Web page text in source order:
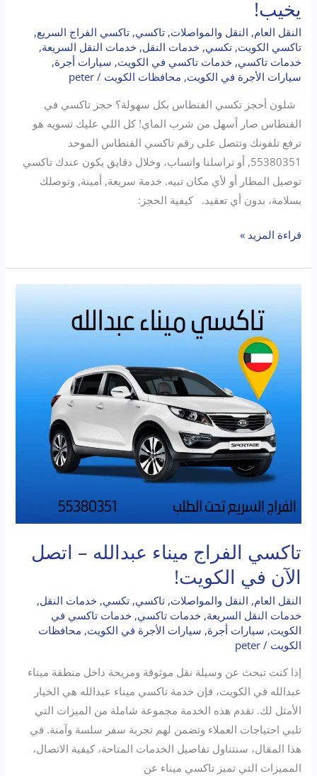
يخيب!
النقل العام, النقل والمواصلات,تاكسي,تاكسي الفراج السريع,
تاكسي الكويت,تكسي,خدمات النقل,خدمات النقل السريعة,
خدمات تاكسي,خدمات تاكسي في الكويت, سيارات أجرة,
سيارات الأجرة في الكويت, محافظات الكويت /
peter
شلون أحجز تكسي الفنطاس بكل سهولة؟ حجز تاكسي في
الفنطاس صار أسهل من شرب الماي! كل اللي عليك تسويه هو
ترفع تلفونك وتتصل على رقم تاكسي الفنطاس الموحد
55380351, أو تراسلنا واتساب، وخلال دقايق يكون عندك تاكسي
توصيل المطار أو لأي مكان تبيه. خدمة سريعة, أمينة, وتوصلك
بسلامة، بدون أي تعقيد. كيفية الحجز:
قراءة المزيد »
تاكسي الفراج ميناء عبدالله – اتصل
الآن في الكويت!
النقل العام, النقل والمواصلات,تاكسي,تكسي,خدمات النقل,
خدمات النقل السريعة,خدمات تاكسي,خدمات تاكسي في
الكويت, سيارات أجرة, سيارات الأجرة في الكويت, محافظات
الكويت /
peter
إذا كنت تبحث عن وسيلة نقل موثوقة ومريحة داخل منطقة ميناء
عبدالله في الكويت، فإن خدمة تاكسي ميناء عبدالله هي الخيار
الأمثل لك. تقدم هذه الخدمة مجموعة شاملة من الميزات التي
تلبي احتياجات العملاء وتضمن لهم تجربة سفر سلسة وآمنة. في
هذا المقال، سنتناول تفاصيل الخدمات المتاحة، كيفية الاتصال،
المميزات التي تميز تاكسي ميناء عن
عبدالله
الكويت!